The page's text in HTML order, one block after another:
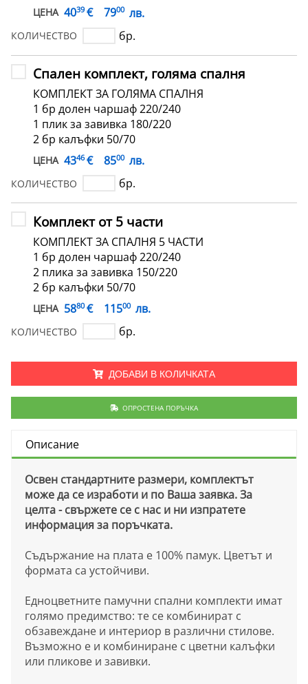
ЦЕНА 4039 € 7900 лв.
КОЛИЧЕСТВО бр.
Спален комплект, голяма спалня
КОМПЛЕКТ ЗА ГОЛЯМА СПАЛНЯ
1 бр долен чаршаф 220/240
1 плик за завивка 180/220
2 бр калъфки 50/70
ЦЕНА 4346 € 8500 лв.
КОЛИЧЕСТВО бр.
Комплект от 5 части
КОМПЛЕКТ ЗА СПАЛНЯ 5 ЧАСТИ
1 бр долен чаршаф 220/240
2 плика за завивка 150/220
2 бр калъфки 50/70
ЦЕНА 5880 € 11500 лв.
КОЛИЧЕСТВО бр.
ДОБАВИ В КОЛИЧКАТА
ОПРОСТЕНА ПОРЪЧКА
Описание
Освен стандартните размери, комплектът
може да се изработи и по Ваша заявка. За
целта - свържете се с нас и ни изпратете
информация за поръчката.
Съдържание на плата е 100% памук. Цветът и
формата са устойчиви.
Едноцветните памучни спални комплекти имат
голямо предимство: те се комбинират с
обзавеждане и интериор в различни стилове.
Възможно е и комбиниране с цветни калъфки
или пликове и завивки.